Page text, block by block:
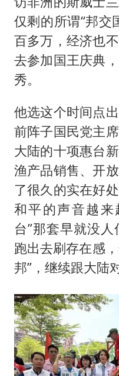
仅剩的所谓“邦交
百多万，经济也
去参加国王庆典
秀。
他选这个时间点
前阵子国民党主
大陆的十项惠台
渔产品销售、开
了很久的实在好
和平的声音越来
台”那套早就没
跑出去刷存在感
邦”，继续跟大陆